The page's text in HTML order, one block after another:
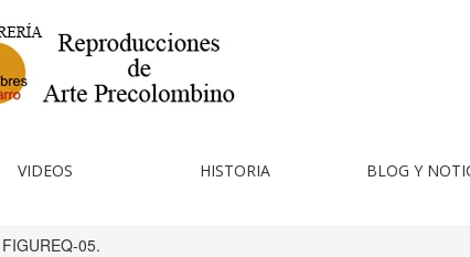
VIDEOS HISTORIA BLOG Y
05.